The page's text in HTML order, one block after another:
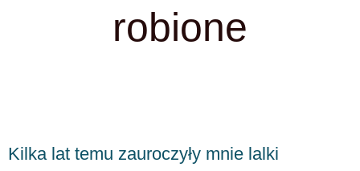
robione
Kilka lat temu zauroczyły mnie lalki